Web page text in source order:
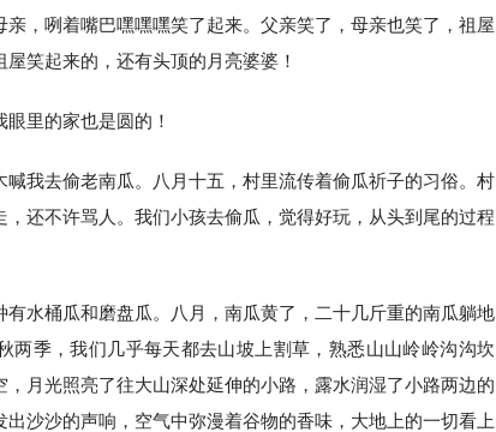
，咧着嘴巴嘿嘿嘿笑了起来。父亲笑了，母亲也笑了，祖屋
笑起来的，还有头顶的月亮婆婆！
里的家也是圆的！
喊我去偷老南瓜。八月十五，村里流传着偷瓜祈子的习俗。村
，还不许骂人。我们小孩去偷瓜，觉得好玩，从头到尾的过程
水桶瓜和磨盘瓜。八月，南瓜黄了，二十几斤重的南瓜躺地
两季，我们几乎每天都去山坡上割草，熟悉山山岭岭沟沟坎
月光照亮了往大山深处延伸的小路，露水润湿了小路两边的
沙沙的声响，空气中弥漫着谷物的香味，大地上的一切看上